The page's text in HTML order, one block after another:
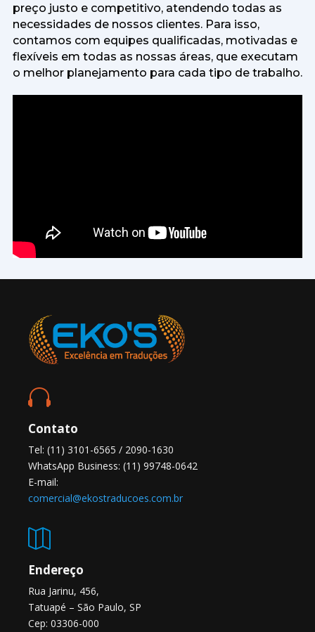
preço justo e competitivo, atendendo todas as
necessidades de nossos clientes. Para isso,
contamos com equipes qualificadas, motivadas e
flexíveis em todas as nossas áreas, que executam
o melhor planejamento para cada tipo de trabalho.

Contato
Tel: (11) 3101-6565 / 2090-1630
WhatsApp Business: (11) 99748-0642
E-mail:
comercial@ekostraducoes.com.br

Endereço
Rua Jarinu, 456,
Tatuapé – São Paulo, SP
Cep: 03306-000